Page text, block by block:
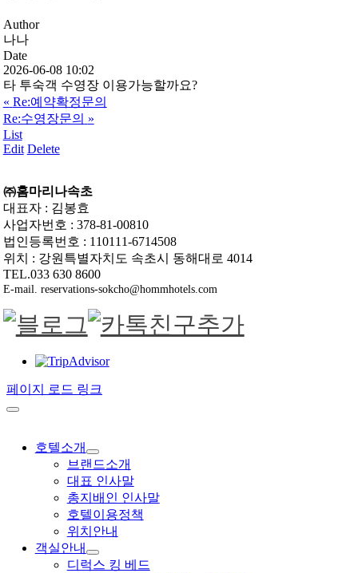
Author
나나
Date
2026-06-08 10:02
타 투숙객 수영장 이용가능할까요?
« Re:예약확정문의
Re:수영장문의 »
List
Edit Delete
㈜홈마리나속초
대표자 : 김봉효
사업자번호 : 378-81-00810
법인등록번호 : 110111-6714508
위치 : 강원특별자치도 속초시 동해대로 4014
TEL.033 630 8600
E-mail. reservations-sokcho@hommhotels.com
페이지 로드 링크
호텔소개
브랜드소개
대표 인사말
총지배인 인사말
호텔이용정책
위치안내
객실안내
디럭스 킹 베드